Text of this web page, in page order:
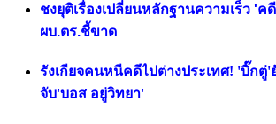
ชงยุติเรื่องเปลี่ยนหลักฐานความเร็ว 'ค
ผบ.ตร.ชี้ขาด
รังเกียจคนหนีคดีไปต่างประเทศ! 'บิ๊กตู่
จับ'บอส อยู่วิทยา'